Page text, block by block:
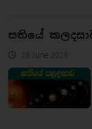
සතියේ
28 June 2026